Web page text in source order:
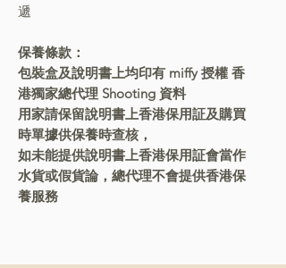
遞
保養條款：
包裝盒及說明書上均印有 miffy 授權 香
港獨家總代理 Shooting 資料
用家請保留說明書上香港保用証及購買
時單據供保養時查核，
如未能提供說明書上香港保用証會當作
水貨或假貨論，總代理不會提供香港保
養服務